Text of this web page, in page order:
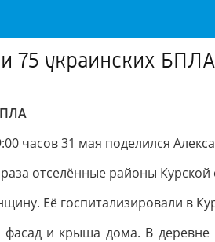
75 украинских БПЛА
часов 31 мая поделился
отселённые районы
Её госпитализировали в
фасад и крыша дома. В